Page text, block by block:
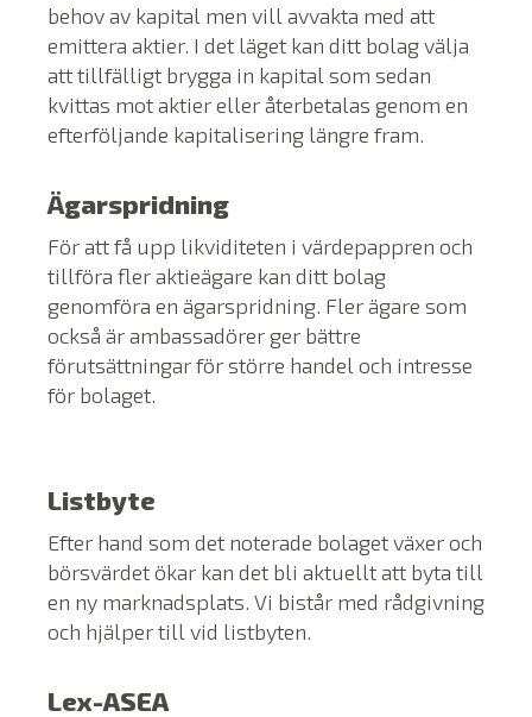
behov av kapital men vill avvakta med att
emittera aktier. I det läget kan ditt bolag välja
att tillfälligt brygga in kapital som sedan
kvittas mot aktier eller återbetalas genom en
efterföljande kapitalisering längre fram.
Ägarspridning
För att få upp likviditeten i värdepappren och
tillföra fler aktieägare kan ditt bolag
genomföra en ägarspridning. Fler ägare som
också är ambassadörer ger bättre
förutsättningar för större handel och intresse
för bolaget.
Listbyte
Efter hand som det noterade bolaget växer och
börsvärdet ökar kan det bli aktuellt att byta till
en ny marknadsplats. Vi bistår med rådgivning
och hjälper till vid listbyten.
Lex-ASEA